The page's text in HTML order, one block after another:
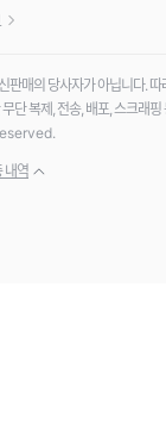
매의 당사자가 아닙니다.
단 복제, 전송, 배포, 스크래
내역